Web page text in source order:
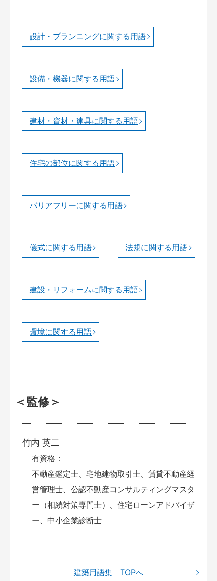
設計・プランニングに関する用語
設備・機器に関する用語
建材・資材・建具に関する用語
住宅の部位に関する用語
バリアフリーに関する用語
儀式に関する用語 法規に関する用語
建設・リフォームに関する用語
環境に関する用語
＜監修＞
竹内 英二
有資格
不動産鑑定士、宅地建物取引士、賃貸不動産経
営管理士、公認不動産コンサルティングマスタ
ー（相続対策専門士）、住宅ローンアドバイザ
ー、中小企業診断士
建築用語集 TOPへ